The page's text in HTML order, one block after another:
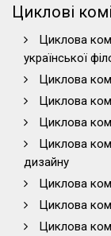
Циклові
Циклова
української
Циклова
Циклова
Циклова
Циклова
дизайну
Циклова
Циклова
Циклова